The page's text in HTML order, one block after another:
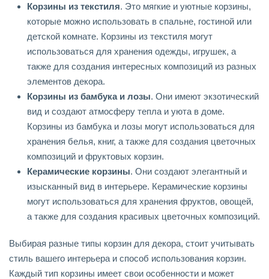
Корзины из текстиля. Это мягкие и уютные корзины,
которые можно использовать в спальне, гостиной или
детской комнате. Корзины из текстиля могут
использоваться для хранения одежды, игрушек, а
также для создания интересных композиций из разных
элементов декора.
Корзины из бамбука и лозы. Они имеют экзотический
вид и создают атмосферу тепла и уюта в доме.
Корзины из бамбука и лозы могут использоваться для
хранения белья, книг, а также для создания цветочных
композиций и фруктовых корзин.
Керамические корзины. Они создают элегантный и
изысканный вид в интерьере. Керамические корзины
могут использоваться для хранения фруктов, овощей,
а также для создания красивых цветочных композиций.
Выбирая разные типы корзин для декора, стоит учитывать
стиль вашего интерьера и способ использования корзин.
Каждый тип корзины имеет свои особенности и может